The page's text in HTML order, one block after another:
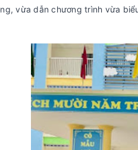
vừa dẫn chương trình vừa